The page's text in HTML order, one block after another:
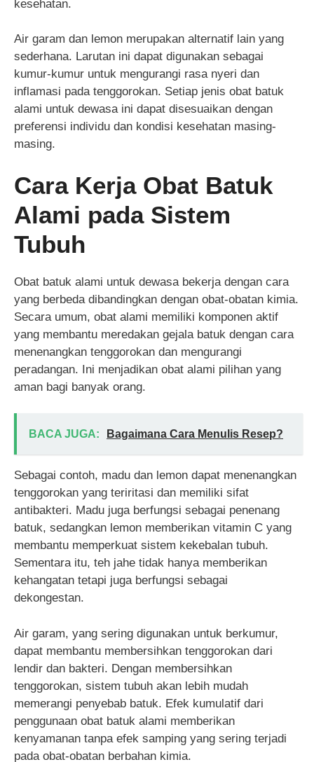
kesehatan.
Air garam dan lemon merupakan alternatif lain yang
sederhana. Larutan ini dapat digunakan sebagai
kumur-kumur untuk mengurangi rasa nyeri dan
inflamasi pada tenggorokan. Setiap jenis obat batuk
alami untuk dewasa ini dapat disesuaikan dengan
preferensi individu dan kondisi kesehatan masing-
masing.
Cara Kerja Obat Batuk
Alami pada Sistem
Tubuh
Obat batuk alami untuk dewasa bekerja dengan cara
yang berbeda dibandingkan dengan obat-obatan kimia.
Secara umum, obat alami memiliki komponen aktif
yang membantu meredakan gejala batuk dengan cara
menenangkan tenggorokan dan mengurangi
peradangan. Ini menjadikan obat alami pilihan yang
aman bagi banyak orang.
BACA JUGA: Bagaimana Cara Menulis Resep?
Sebagai contoh, madu dan lemon dapat menenangkan
tenggorokan yang teriritasi dan memiliki sifat
antibakteri. Madu juga berfungsi sebagai penenang
batuk, sedangkan lemon memberikan vitamin C yang
membantu memperkuat sistem kekebalan tubuh.
Sementara itu, teh jahe tidak hanya memberikan
kehangatan tetapi juga berfungsi sebagai
dekongestan.
Air garam, yang sering digunakan untuk berkumur,
dapat membantu membersihkan tenggorokan dari
lendir dan bakteri. Dengan membersihkan
tenggorokan, sistem tubuh akan lebih mudah
memerangi penyebab batuk. Efek kumulatif dari
penggunaan obat batuk alami memberikan
kenyamanan tanpa efek samping yang sering terjadi
pada obat-obatan berbahan kimia.